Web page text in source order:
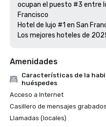
ocupan el puesto #3 entre
Francisco
Hotel de lujo #1 en San
Amenidades
Características de la
huéspedes
Acceso a Internet
Casillero de mensajes grabados
Llamadas (locales)